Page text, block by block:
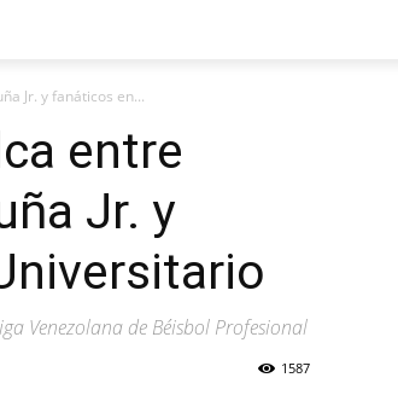
Jr. y fanáticos en...
entre
Jr. y
Venezolana de Béisbol Profesional
1587